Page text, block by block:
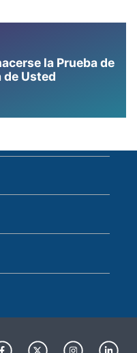
la Prueba de
de Usted